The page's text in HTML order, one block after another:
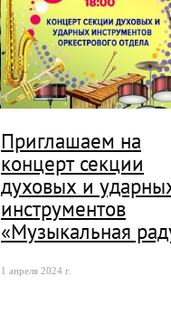
Приглашаем на
концерт секции
духовых и
инструментов
«Музыкальная
1 апреля 2024 г.